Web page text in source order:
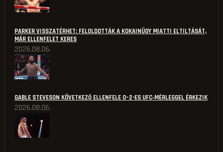
PARKER VISSZATÉRHET: FELOLDOTTÁK A KOKAINÜGY MIATTI ELTILTÁSÁT,
MÁR ELLENFELET KERES
2026.08.06.
GABLE STEVESON KÖVETKEZŐ ELLENFELE 0–2-ES UFC‑MÉRLEGGEL ÉRKEZIK
2026.08.06.